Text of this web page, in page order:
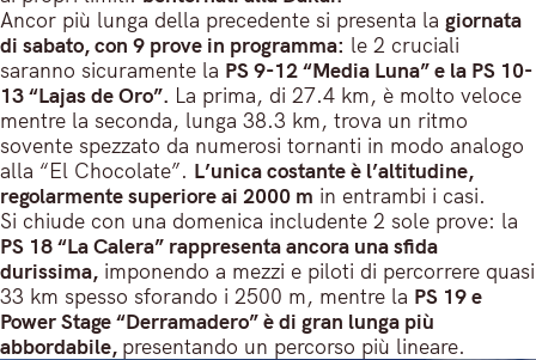
Ancor più lunga della precedente si presenta la giornata
di sabato, con 9 prove in programma: le 2 cruciali
saranno sicuramente la PS 9-12 “Media Luna” e la PS 10-
13 “Lajas de Oro”. La prima, di 27.4 km, è molto veloce
mentre la seconda, lunga 38.3 km, trova un ritmo
sovente spezzato da numerosi tornanti in modo analogo
alla “El Chocolate”. L’unica costante è l’altitudine,
regolarmente superiore ai 2000 m in entrambi i casi.
Si chiude con una domenica includente 2 sole prove: la
PS 18 “La Calera” rappresenta ancora una sfida
durissima, imponendo a mezzi e piloti di percorrere quasi
33 km spesso sforando i 2500 m, mentre la PS 19 e
Power Stage “Derramadero” è di gran lunga più
abbordabile, presentando un percorso più lineare.